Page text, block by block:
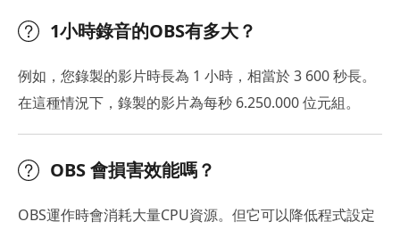
1小時錄音的OBS有多大？
例如，您錄製的影片時長為 1 小時，相當於 3 600 秒長。
在這種情況下，錄製的影片為每秒 6.250.000 位元組。
OBS 會損害效能嗎？
OBS運作時會消耗大量CPU資源。但它可以降低程式設定